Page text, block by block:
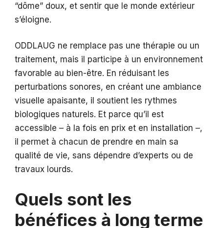
“dôme” doux, et sentir que le monde extérieur
s’éloigne.
ODDLAUG ne remplace pas une thérapie ou un
traitement, mais il participe à un environnement
favorable au bien-être. En réduisant les
perturbations sonores, en créant une ambiance
visuelle apaisante, il soutient les rythmes
biologiques naturels. Et parce qu’il est
accessible – à la fois en prix et en installation –,
il permet à chacun de prendre en main sa
qualité de vie, sans dépendre d’experts ou de
travaux lourds.
Quels sont les
bénéfices à long terme